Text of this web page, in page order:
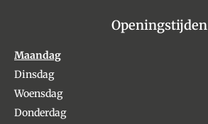
Openingstijden
Maandag
Dinsdag
Woensdag
Donderdag